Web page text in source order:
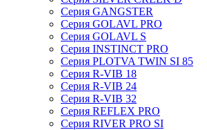
Серия GANGSTER
Серия GOLAVL PRO
Серия GOLAVL S
Серия INSTINCT PRO
Серия PLOTVA TWIN SI 85
Серия R-VIB 18
Серия R-VIB 24
Серия R-VIB 32
Серия REFLEX PRO
Серия RIVER PRO SI